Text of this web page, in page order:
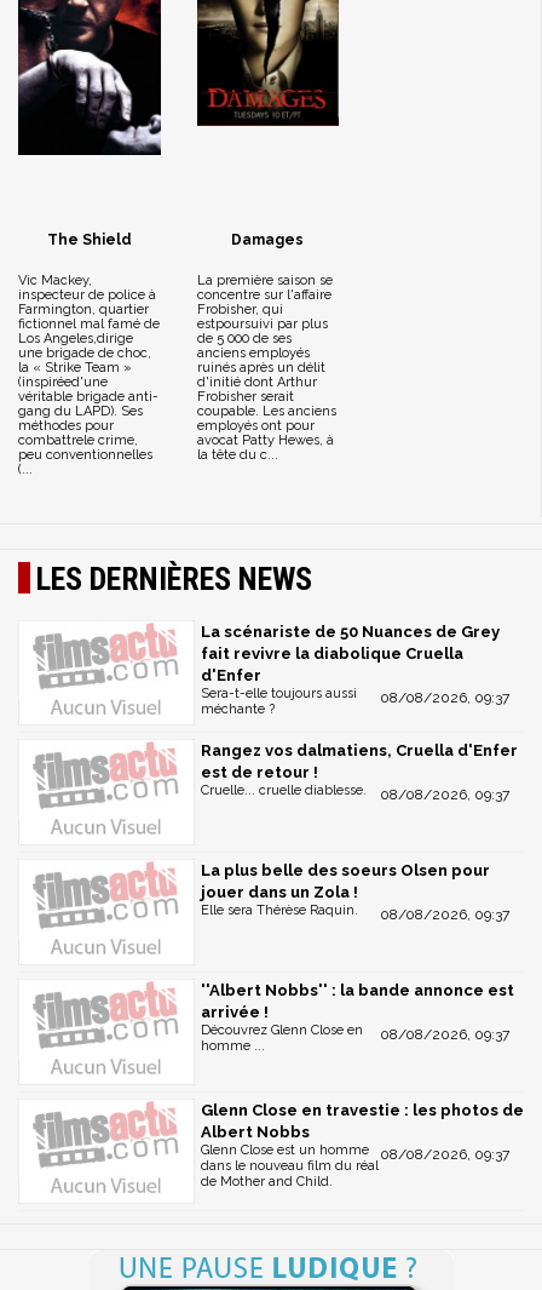
The Shield
Vic Mackey,
inspecteur de police à
Farmington, quartier
fictionnel mal famé de
Los Angeles,dirige
une brigade de choc,
la « Strike Team »
(inspiréed'une
véritable brigade anti-
gang du LAPD). Ses
méthodes pour
combattrele crime,
peu conventionnelles
(...
Damages
La première saison se
concentre sur l'affaire
Frobisher, qui
estpoursuivi par plus
de 5 000 de ses
anciens employés
ruinés après un délit
d'initié dont Arthur
Frobisher serait
coupable. Les anciens
employés ont pour
avocat Patty Hewes, à
la tête du c...
LES DERNIÈRES NEWS
La scénariste de 50 Nuances de Grey
fait revivre la diabolique Cruella
d'Enfer
08/08/2026, 09:37
Sera-t-elle toujours aussi
méchante ?
Rangez vos dalmatiens, Cruella d'Enfer
est de retour !
08/08/2026, 09:37
Cruelle... cruelle diablesse.
La plus belle des soeurs Olsen pour
jouer dans un Zola !
08/08/2026, 09:37
Elle sera Thérèse Raquin.
''Albert Nobbs'' : la bande annonce est
arrivée !
08/08/2026, 09:37
Découvrez Glenn Close en
homme ...
Glenn Close en travestie : les photos de
Albert Nobbs
08/08/2026, 09:37
Glenn Close est un homme
dans le nouveau film du réal
de Mother and Child.